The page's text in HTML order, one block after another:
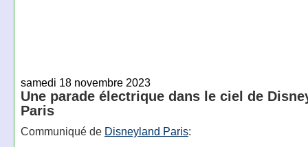
samedi 18 novembre 2023
Une parade électrique dans le ciel de
Paris
Communiqué de Disneyland Paris: